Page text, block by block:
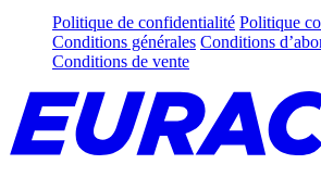
Politique de confidentialité Politique
Conditions générales Conditions
Conditions de vente